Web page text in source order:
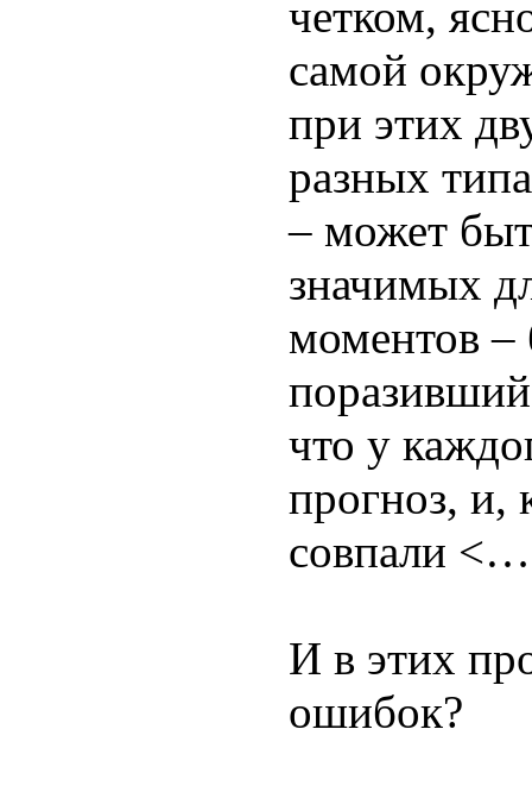
четком,
самой
при этих
разных
– может
значимых
моментов –
что у
прогноз, и,
совпали
И в этих
ошибок?